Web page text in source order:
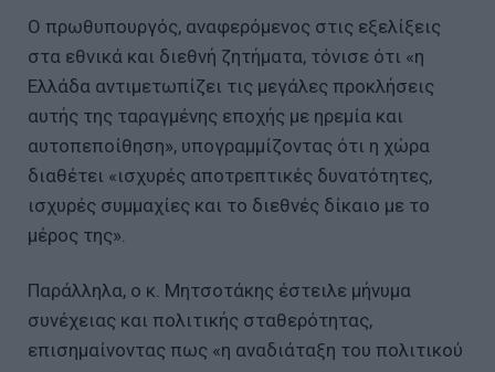
Ο πρωθυπουργός, αναφερόμενος στις εξελίξεις
στα εθνικά και διεθνή ζητήματα, τόνισε ότι «η
Ελλάδα αντιμετωπίζει τις μεγάλες προκλήσεις
αυτής της ταραγμένης εποχής με ηρεμία και
αυτοπεποίθηση», υπογραμμίζοντας ότι η χώρα
διαθέτει «ισχυρές αποτρεπτικές δυνατότητες,
ισχυρές συμμαχίες και το διεθνές δίκαιο με το
μέρος της».
Παράλληλα, ο κ. Μητσοτάκης έστειλε μήνυμα
συνέχειας και πολιτικής σταθερότητας,
επισημαίνοντας πως «η αναδιάταξη του πολιτικού